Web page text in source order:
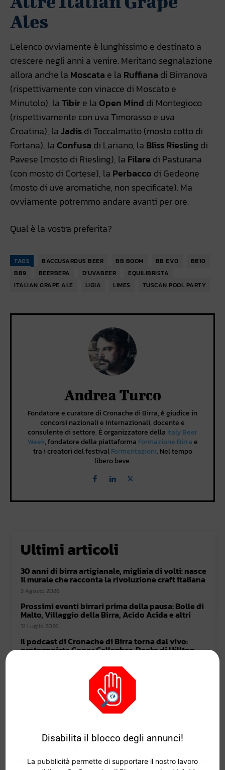
Ales
L’elenco ovviamente è lunghissimo e destinato a
crescere negli anni a venire. Meritano segnalazione
allora anche la Moscata e la Ruffiana di Birranova
(rispettivamente con vinacce di Moscato e
Minutolo), laTibire la Open Mind di Montegioco
(rispettivamente con uva Timorasso e uva
Croatina), laJadisdi Toccalmatto (mosto cotto di
Fortana), la Confusa di Lariano, la Bliss Rieslingdi
Pavese (mosto di Riesling), la Filare di Pasturana
(con mosto di Cortese), la Perbacco di Gedeone
(mosto di uve aromatiche, non specificate). Ma
ovviamente potremmo andare avanti per ore.
Qual è la vostra preferita?
TAGS BACCUSARDUS BEER BB BOOM BB EVO
BB10
BB9
BEERBERA D'UVABEER
EQUILIBRISTA
ITALIAN GRAPE ALE
LIGIA LIMES TUSCAN POOL PARTY
Andrea Turco
Fondatore e curatore di Cronache di Birra, è giudice in
concorsi nazionali e internazionali, docente e
consulente di settore. È organizzatore della Italy Beer
Week, fondatore della piattaforma Formazione Birrae
tra i creatori del festivalFermentazioni. Nel tempo
libero beve.
Ultimi articoli
30 anni di birra artigianale, migliaia di volti: nasce
il murale che racconta la rivoluzione craft italiana
3 Agosto 2026
Prossimi eventi birrari prima della pausa: Bolle di
Malto, Villaggio della Birra, Acido Acida e altri
31 Luglio 2026
Il podcast di Cronache di Birra torna dal vivo:
protagonista Conor Gallagher-Deeks di Hilltop
Birra italiana: trent’anni di artigianale hanno
creato un turismo brassicolo?
Newsletter
Disabilita il blocco degli annunci!
La pubblicità permette di supportare il nostro lavoro